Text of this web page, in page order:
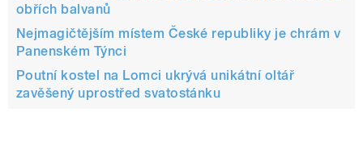
obřích balvanů
Nejmagičtějším místem České republiky je chrám v
Panenském Týnci
Poutní kostel na Lomci ukrývá unikátní oltář
zavěšený uprostřed svatostánku